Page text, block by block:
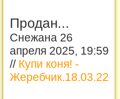
Продан...
Снежана 26
апреля 2025, 19:59
// Купи коня! -
Жеребчик.18.03.22